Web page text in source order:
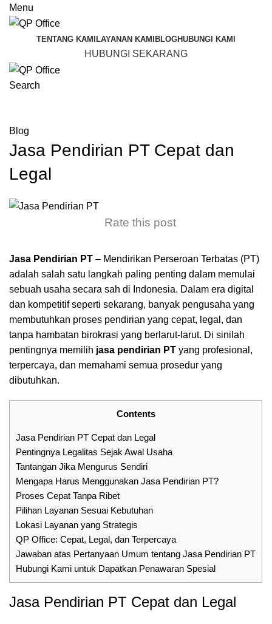
Menu
TENTANG KAMI LAYANAN KAMI BLOGHUBUNGI KAMI
HUBUNGI SEKARANG
Search
Blog
Jasa Pendirian PT Cepat dan
Legal
Rate this post
Jasa Pendirian PT – Mendirikan Perseroan Terbatas (PT)
adalah salah satu langkah paling penting dalam memulai
sebuah usaha secara sah di Indonesia. Dalam era digital
dan kompetitif seperti sekarang, banyak pengusaha yang
membutuhkan proses pendirian yang cepat, legal, dan
tanpa hambatan birokrasi yang berlarut-larut. Di sinilah
pentingnya memilih jasa pendirian PT yang profesional ,
terpercaya, dan memahami semua prosedur yang
dibutuhkan.
Contents
Jasa Pendirian PT Cepat dan Legal
Pentingnya Legalitas Sejak Awal Usaha
Tantangan Jika Mengurus Sendiri
Mengapa Harus Menggunakan Jasa Pendirian PT?
Proses Cepat Tanpa Ribet
Pilihan Layanan Sesuai Kebutuhan
Lokasi Layanan yang Strategis
QP Office: Cepat, Legal, dan Terpercaya
Jawaban atas Pertanyaan Umum tentang Jasa Pendirian PT
Hubungi Kami untuk Dapatkan Penawaran Spesial
Jasa Pendirian PT Cepat dan Legal